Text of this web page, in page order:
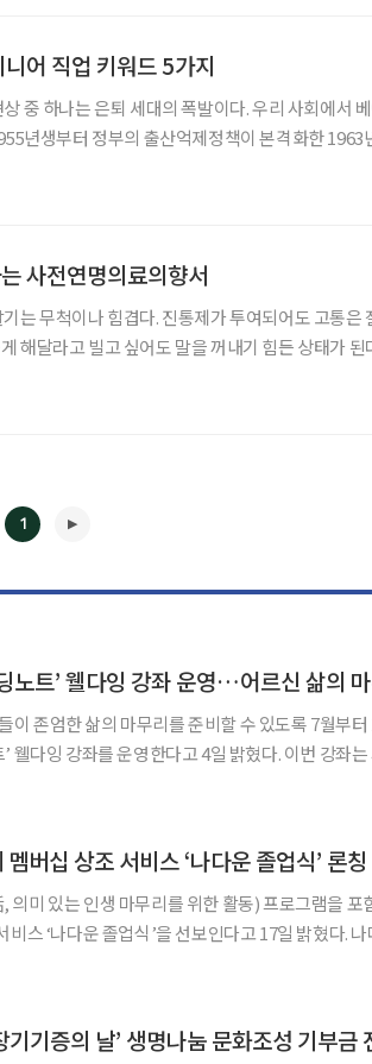
어 직업 키워드 5가지
중 하나는 은퇴 세대의 폭발이다. 우리 사회에서
년생부터 정부의 출산억제정책이 본격화한 1963
사전연명의료의향서
는 무척이나 힘겹다. 진통제가 투여되어도 고통은
해달라고 빌고 싶어도 말을 꺼내기 힘든 상태가 된
1
노트’ 웰다잉 강좌 운영…어르신 삶의
이 존엄한 삶의 마무리를 준비할 수 있도록 7월부
좌를 운영한다고 4일 밝혔다. 이번 강좌는 사회적 관계망
버십 상조 서비스 ‘나다운 졸업식’ 론칭
의미 있는 인생 마무리를 위한 활동) 프로그램을 포
나다운 졸업식’을 선보인다고 17일 밝혔다. 나다운 졸업식 서
기기증의 날’ 생명나눔 문화조성 기부금